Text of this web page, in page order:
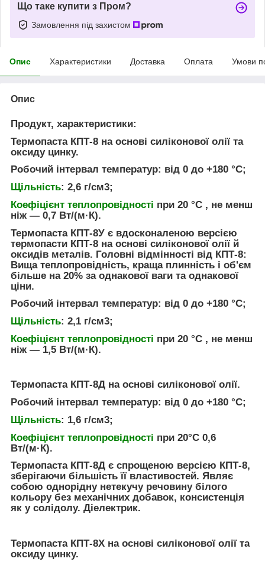
Що таке купити з Пром?
Замовлення під захистом
Опис Характеристики Доставка Оплата Умови
Опис
Продукт, характеристики:
Термопаста КПТ-8 на основі силіконової олії та
оксиду цинку.
Робочий інтервал температур: від 0 до +180 °C;
Щільність: 2,6 г/см3;
Коефіцієнт теплопровідності при 20 °C , не менш
ніж — 0,7 Вт/(м·К).
Термопаста КПТ-8У є вдосконаленою версією
термопасти КПТ-8 на основі силіконової олії й
оксидів металів. Головні відмінності від КПТ-8:
Вища теплопровідність, краща плинність і об'єм
більше на 20% за однакової ваги та однакової
ціни.
Робочий інтервал температур: від 0 до +180 °C;
Щільність: 2,1 г/см3;
Коефіцієнт теплопровідності при 20 °C , не менш
ніж — 1,5 Вт/(м·К).
Термопаста КПТ-8Д на основі силіконової олії.
Робочий інтервал температур: від 0 до +180 °C;
Щільність: 1,6 г/см3;
Коефіцієнт теплопровідності при 20°C 0,6
Вт/(м·К).
Термопаста КПТ-8Д є спрощеною версією КПТ-8,
зберігаючи більшість її властивостей. Являє
собою однорідну нетекучу речовину білого
кольору без механічних добавок, консистенція
як у солідолу. Діелектрик.
Термопаста КПТ-8Х на основі силіконової олії та
оксиду цинку.